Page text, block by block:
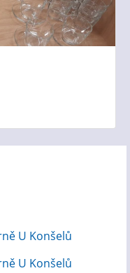
U Konšelů
U Konšelů